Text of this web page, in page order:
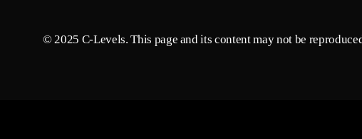
© 2025 C-Levels. This page and its content may not be